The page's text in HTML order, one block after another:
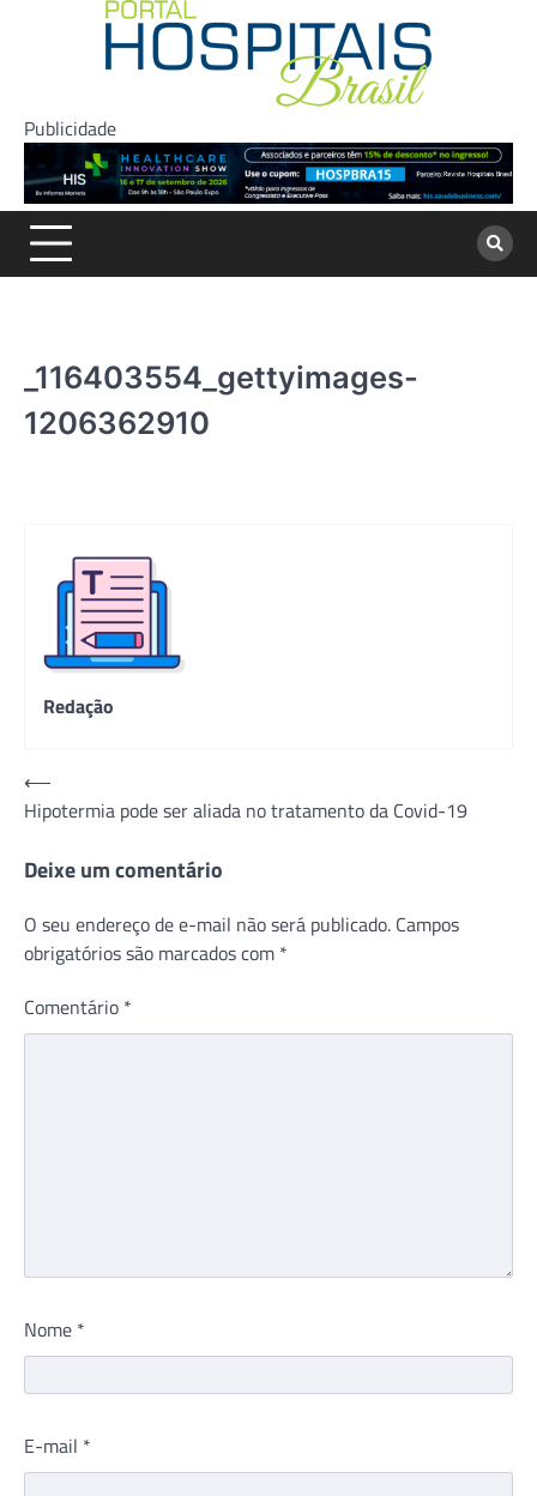
Publicidade
_116403554_gettyimages-
1206362910
Redação
Navegação
de
Post
⟵
Hipotermia pode ser aliada no tratamento da Covid-19
Deixe um comentário
O seu endereço de e-mail não será publicado. Campos
obrigatórios são marcados com *
Comentário *
Nome *
E-mail *